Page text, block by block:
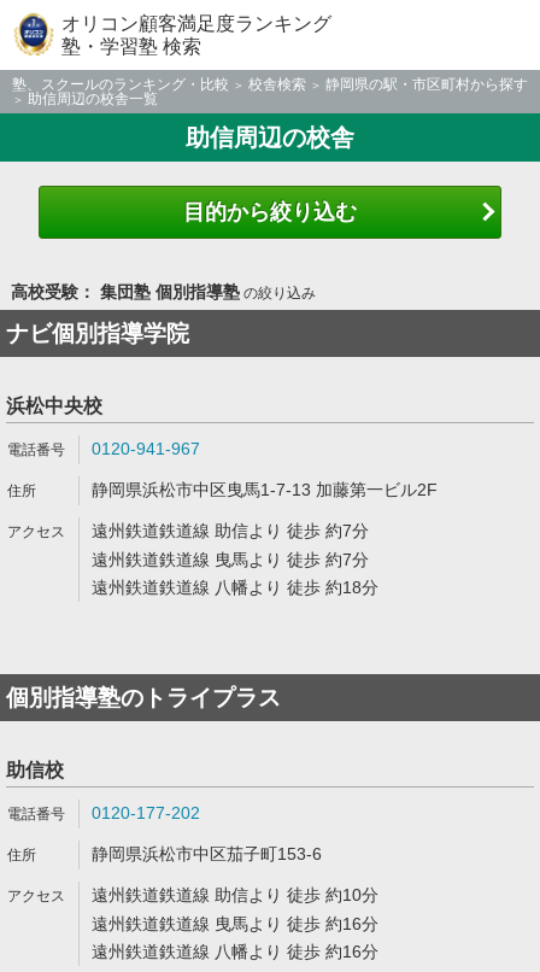
オリコン顧客満足度ランキング
塾・学習塾 検索
塾、スクールのランキング・比較 校舎検索
静岡県の駅・市区町村から探す
助信周辺の校舎一覧
助信周辺の校舎
目的から絞り込む
高校受験： 集団塾 個別指導塾の絞り込み
ナビ個別指導学院
浜松中央校
0120-941-967
静岡県浜松市中区曳馬1-7-13 加藤第一ビル2F
遠州鉄道鉄道線 助信より 徒歩 約7分
遠州鉄道鉄道線 曳馬より 徒歩 約7分
遠州鉄道鉄道線 八幡より 徒歩 約18分
個別指導塾のトライプラス
助信校
0120-177-202
静岡県浜松市中区茄子町153-6
遠州鉄道鉄道線 助信より 徒歩 約10分
遠州鉄道鉄道線 曳馬より 徒歩 約16分
遠州鉄道鉄道線 八幡より 徒歩 約16分